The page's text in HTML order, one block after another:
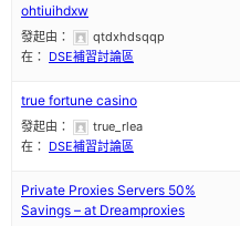
ohtiuihdxw
發起由：
qtdxhdsqqp
在： DSE補習討論區
true fortune casino
發起由：
true_rlea
在： DSE補習討論區
Private Proxies Servers 50%
Savings – at Dreamproxies